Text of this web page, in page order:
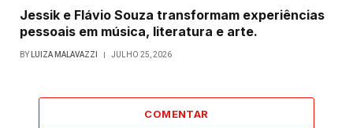
Jessik e Flávio Souza transformam experiências
pessoais em música, literatura e arte.
BY LUIZA MALAVAZZI JULHO 25, 2026
COMENTAR